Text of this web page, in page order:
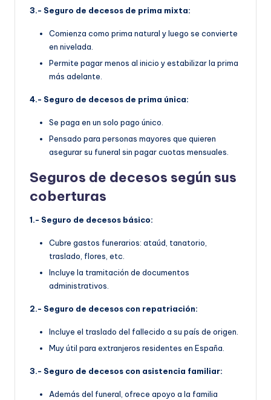
3.- Seguro de decesos de prima mixta:
Comienza como prima natural y luego se convierte
en nivelada.
Permite pagar menos al inicio y estabilizar la prima
más adelante.
4.- Seguro de decesos de prima única:
Se paga en un solo pago único.
Pensado para personas mayores que quieren
asegurar su funeral sin pagar cuotas mensuales.
Seguros de decesos según sus
coberturas
1.- Seguro de decesos básico:
Cubre gastos funerarios: ataúd, tanatorio,
traslado, flores, etc.
Incluye la tramitación de documentos
administrativos.
2.- Seguro de decesos con repatriación:
Incluye el traslado del fallecido a su país de origen.
Muy útil para extranjeros residentes en España.
3.- Seguro de decesos con asistencia familiar:
Además del funeral, ofrece apoyo a la familia